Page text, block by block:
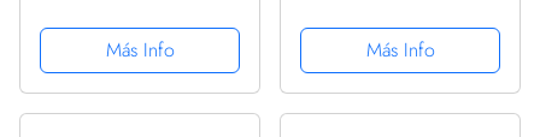
SudaderaMás Info
CamisetaMás Info